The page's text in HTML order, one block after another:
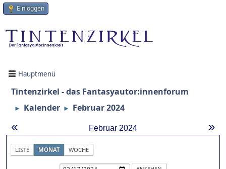
Einloggen
Hauptmenü
Tintenzirkel - das Fantasyautor:innenforum
► Kalender ► Februar 2024
« »
Februar 2024
LISTE MONAT WOCHE